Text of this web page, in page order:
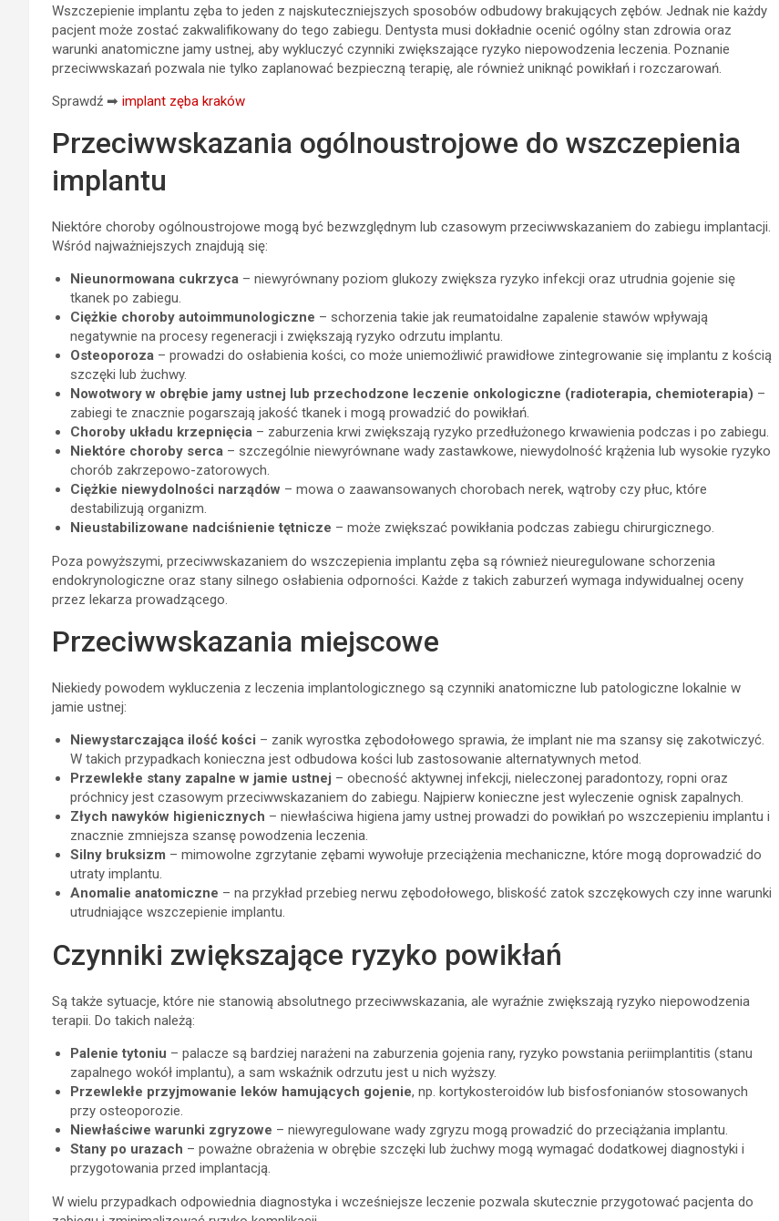
Wszczepienie implantu zęba to jeden z najskuteczniejszych sposobów odbudowy brakujących zębów. Jednak nie każdy
pacjent może zostać zakwalifikowany do tego zabiegu. Dentysta musi dokładnie ocenić ogólny stan zdrowia oraz
warunki anatomiczne jamy ustnej, aby wykluczyć czynniki zwiększające ryzyko niepowodzenia leczenia. Poznanie
przeciwwskazań pozwala nie tylko zaplanować bezpieczną terapię, ale również uniknąć powikłań i rozczarowań.
Sprawdź ➡ implant zęba kraków
Przeciwwskazania ogólnoustrojowe do wszczepienia
implantu
Niektóre choroby ogólnoustrojowe mogą być bezwzględnym lub czasowym przeciwwskazaniem do zabiegu implantacji.
Wśród najważniejszych znajdują się:
Nieunormowana cukrzyca – niewyrównany poziom glukozy zwiększa ryzyko infekcji oraz utrudnia gojenie się
tkanek po zabiegu.
Ciężkie choroby autoimmunologiczne – schorzenia takie jak reumatoidalne zapalenie stawów wpływają
negatywnie na procesy regeneracji i zwiększają ryzyko odrzutu implantu.
Osteoporoza – prowadzi do osłabienia kości, co może uniemożliwić prawidłowe zintegrowanie się implantu z kością
szczęki lub żuchwy.
Nowotwory w obrębie jamy ustnej lub przechodzone leczenie onkologiczne (radioterapia, chemioterapia) –
zabiegi te znacznie pogarszają jakość tkanek i mogą prowadzić do powikłań.
Choroby układu krzepnięcia – zaburzenia krwi zwiększają ryzyko przedłużonego krwawienia podczas i po zabiegu.
Niektóre choroby serca – szczególnie niewyrównane wady zastawkowe, niewydolność krążenia lub wysokie ryzyko
chorób zakrzepowo-zatorowych.
Ciężkie niewydolności narządów – mowa o zaawansowanych chorobach nerek, wątroby czy płuc, które
destabilizują organizm.
Nieustabilizowane nadciśnienie tętnicze – może zwiększać powikłania podczas zabiegu chirurgicznego.
Poza powyższymi, przeciwwskazaniem do wszczepienia implantu zęba są również nieuregulowane schorzenia
endokrynologiczne oraz stany silnego osłabienia odporności. Każde z takich zaburzeń wymaga indywidualnej oceny
przez lekarza prowadzącego.
Przeciwwskazania miejscowe
Niekiedy powodem wykluczenia z leczenia implantologicznego są czynniki anatomiczne lub patologiczne lokalnie w
jamie ustnej:
Niewystarczająca ilość kości – zanik wyrostka zębodołowego sprawia, że implant nie ma szansy się zakotwiczyć.
W takich przypadkach konieczna jest odbudowa kości lub zastosowanie alternatywnych metod.
Przewlekłe stany zapalne w jamie ustnej – obecność aktywnej infekcji, nieleczonej paradontozy, ropni oraz
próchnicy jest czasowym przeciwwskazaniem do zabiegu. Najpierw konieczne jest wyleczenie ognisk zapalnych.
Złych nawyków higienicznych – niewłaściwa higiena jamy ustnej prowadzi do powikłań po wszczepieniu implantu i
znacznie zmniejsza szansę powodzenia leczenia.
Silny bruksizm – mimowolne zgrzytanie zębami wywołuje przeciążenia mechaniczne, które mogą doprowadzić do
utraty implantu.
Anomalie anatomiczne – na przykład przebieg nerwu zębodołowego, bliskość zatok szczękowych czy inne warunki
utrudniające wszczepienie implantu.
Czynniki zwiększające ryzyko powikłań
Są także sytuacje, które nie stanowią absolutnego przeciwwskazania, ale wyraźnie zwiększają ryzyko niepowodzenia
terapii. Do takich należą:
Palenie tytoniu – palacze są bardziej narażeni na zaburzenia gojenia rany, ryzyko powstania periimplantitis (stanu
zapalnego wokół implantu), a sam wskaźnik odrzutu jest u nich wyższy.
Przewlekłe przyjmowanie leków hamujących gojenie, np. kortykosteroidów lub bisfosfonianów stosowanych
przy osteoporozie.
Niewłaściwe warunki zgryzowe – niewyregulowane wady zgryzu mogą prowadzić do przeciążania implantu.
Stany po urazach – poważne obrażenia w obrębie szczęki lub żuchwy mogą wymagać dodatkowej diagnostyki i
przygotowania przed implantacją.
W wielu przypadkach odpowiednia diagnostyka i wcześniejsze leczenie pozwala skutecznie przygotować pacjenta do